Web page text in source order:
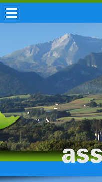
ACCUEIL / INFOS
MUNICIPALITÉ
VIE LOCALE
ENFANCE
TOURISME
HISTOIRE